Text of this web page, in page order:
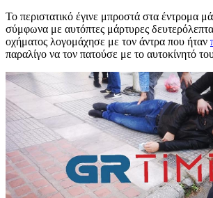
Το περιστατικό έγινε μπροστά στα έντρομα
σύμφωνα με αυτόπτες μάρτυρες
οχήματος λογομάχησε με τον άντρα που ήταν
παραλίγο να τον πατούσε με το αυτοκίνητό